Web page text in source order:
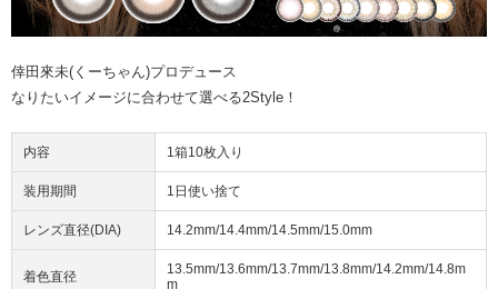
倖田來未(くーちゃん)プロデュース
なりたいイメージに合わせて選べる2Style！
内容 1箱10枚入り
装用期間 1日使い捨て
レンズ直径(DIA) 14.2mm/14.4mm/14.5mm/15.0mm
着色直径
13.5mm/13.6mm/13.7mm/13.8mm/14.2mm/14.8m
m